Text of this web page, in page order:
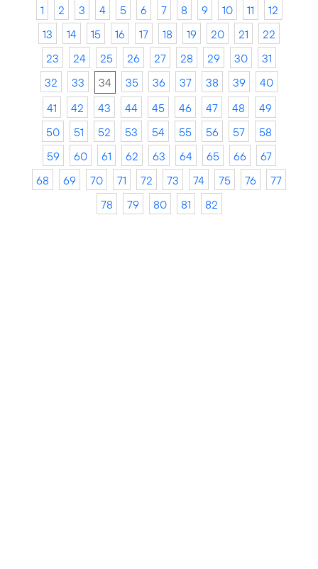
1 2 3 4 5 6 7 8 9 10 11
12
13
14 15 16 17 18 19 20 21
22
23
24 25 26 27 28 29 30
31
32
33 34 35 36 37 38 39
40
41
42 43 44 45 46 47 48
49
50
51 52 53 54 55 56 57
58
59
60 61 62 63 64 65 66
67
68
69 70 71 72 73 74 75 76
77
78
79 80 81 82